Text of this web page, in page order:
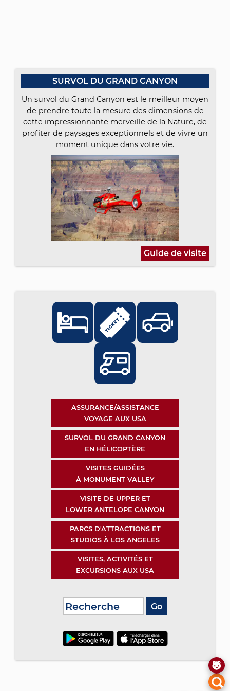
SURVOL DU GRAND CANYON
Un survol du Grand Canyon est le meilleur moyen
de prendre toute la mesure des dimensions de
cette impressionnante merveille de la Nature, de
profiter de paysages exceptionnels et de vivre un
moment unique dans votre vie.
Guide de visite
ASSURANCE/ASSISTANCE
VOYAGE AUX USA
SURVOL DU GRAND CANYON
EN HÉLICOPTÈRE
VISITES GUIDÉES
À MONUMENT VALLEY
VISITE DE UPPER ET
LOWER ANTELOPE CANYON
PARCS D'ATTRACTIONS ET
STUDIOS À LOS ANGELES
VISITES, ACTIVITÉS ET
EXCURSIONS AUX USA